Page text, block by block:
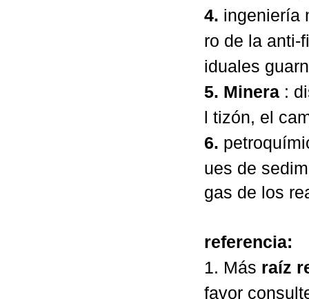
4. ingeniería
ro de la
iduales
5. Minera :
l tizón, el
6.
ues de
gas de los
referencia:
1. Más raíz
favor